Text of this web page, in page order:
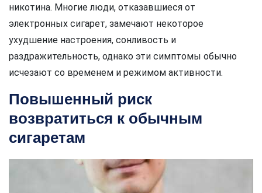
никотина. Многие люди, отказавшиеся от
электронных сигарет, замечают некоторое
ухудшение настроения, сонливость и
раздражительность, однако эти симптомы обычно
исчезают со временем и режимом активности.
Повышенный риск
возвратиться к обычным
сигаретам